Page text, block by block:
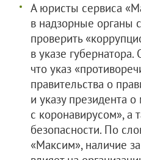
А юристы сервиса
в надзорные органы
проверить
в указе
что указ
правительства о
и указу президента
с коронавирусом», а
безопасности. По
«Максим», наличие